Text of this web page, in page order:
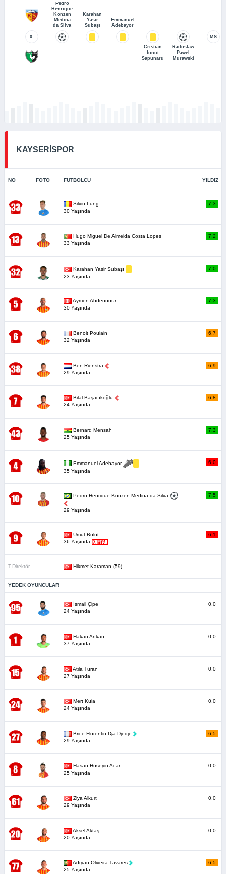
0’
Pedro
Henrique
Konzen
Medina
da Silva
Karahan
Yasir
Subaşı
Emmanuel
Adebayor
Cristian
Ionut
Sapunaru
Radoslaw
Pawel
Murawski
MS
KAYSERİSPOR
NO FOTO FUTBOLCU YILDIZ
Silviu Lung
30 Yaşında
7,3
Hugo Miguel De Almeida Costa Lopes
33 Yaşında
7,2
Karahan Yasir Subaşı
23 Yaşında
7,0
Aymen Abdennour
30 Yaşında
7,3
Benoit Poulain
32 Yaşında
6,7
Ben Rienstra
29 Yaşında
6,9
Bilal Başacıkoğlu
24 Yaşında
6,8
Bernard Mensah
25 Yaşında
7,3
Emmanuel Adebayor
35 Yaşında
6,0
Pedro Henrique Konzen Medina da Silva
29 Yaşında
7,5
Umut Bulut
36 Yaşında
6,1
T.Direktör Hikmet Karaman (59)
YEDEK OYUNCULAR
İsmail Çipe
24 Yaşında
0,0
Hakan Arıkan
37 Yaşında
0,0
Atila Turan
27 Yaşında
0,0
Mert Kula
24 Yaşında
0,0
Brice Florentin Dja Djedje
29 Yaşında
6,5
Hasan Hüseyin Acar
25 Yaşında
0,0
Ziya Alkurt
29 Yaşında
0,0
Aksel Aktaş
20 Yaşında
0,0
Adryan Oliveira Tavares
25 Yaşında
6,5